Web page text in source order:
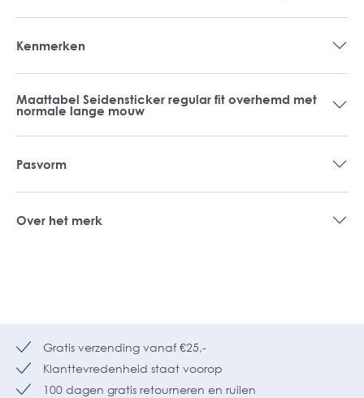
Kenmerken
Maattabel Seidensticker regular fit overhemd met
normale lange mouw
Pasvorm
Over het merk
Gratis verzending vanaf €25,-
Klanttevredenheid staat voorop
100 dagen gratis retourneren en ruilen